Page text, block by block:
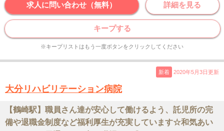
求人に問い合わせ（無料） 詳細を見る
キープする
※キープリストはもう一度ボタンをクリックしてください
新着 2020年5月3日更新
大分リハビリテーション病院
【鶴崎駅】職員さん達が安心して働けるよう、託児所の完
備や退職金制度など福利厚生が充実しています☆和気あい